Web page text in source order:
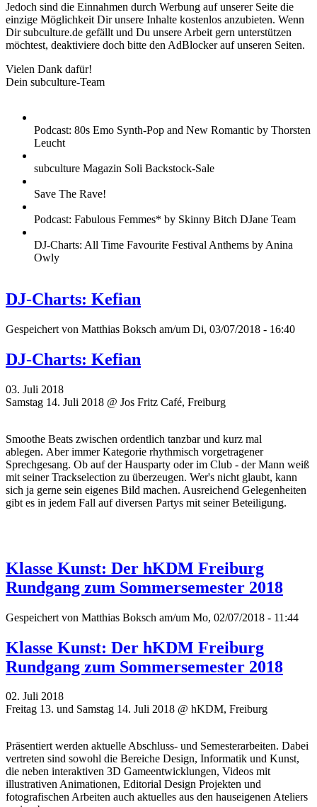
Jedoch sind die Einnahmen durch Werbung auf unserer Seite die
einzige Möglichkeit Dir unsere Inhalte kostenlos anzubieten. Wenn
Dir subculture.de gefällt und Du unsere Arbeit gern unterstützen
möchtest, deaktiviere doch bitte den AdBlocker auf unseren Seiten.
Vielen Dank dafür!
Dein subculture-Team
Podcast: 80s Emo Synth-Pop and New Romantic by Thorsten
Leucht
subculture Magazin Soli Backstock-Sale
Save The Rave!
Podcast: Fabulous Femmes* by Skinny Bitch DJane Team
DJ-Charts: All Time Favourite Festival Anthems by Anina
Owly
DJ-Charts: Kefian
Gespeichert von Matthias Boksch am/um Di, 03/07/2018 - 16:40
DJ-Charts: Kefian
03. Juli 2018
Samstag 14. Juli 2018 @ Jos Fritz Café, Freiburg
Smoothe Beats zwischen ordentlich tanzbar und kurz mal
ablegen. Aber immer Kategorie rhythmisch vorgetragener
Sprechgesang. Ob auf der Hausparty oder im Club - der Mann weiß
mit seiner Trackselection zu überzeugen. Wer's nicht glaubt, kann
sich ja gerne sein eigenes Bild machen. Ausreichend Gelegenheiten
gibt es in jedem Fall auf diversen Partys mit seiner Beteiligung.
Klasse Kunst: Der hKDM Freiburg
Rundgang zum Sommersemester 2018
Gespeichert von Matthias Boksch am/um Mo, 02/07/2018 - 11:44
Klasse Kunst: Der hKDM Freiburg
Rundgang zum Sommersemester 2018
02. Juli 2018
Freitag 13. und Samstag 14. Juli 2018 @ hKDM, Freiburg
Präsentiert werden aktuelle Abschluss- und Semesterarbeiten. Dabei
vertreten sind sowohl die Bereiche Design, Informatik und Kunst,
die neben interaktiven 3D Gameentwicklungen, Videos mit
illustrativen Animationen, Editorial Design Projekten und
fotografischen Arbeiten auch aktuelles aus den hauseigenen Ateliers